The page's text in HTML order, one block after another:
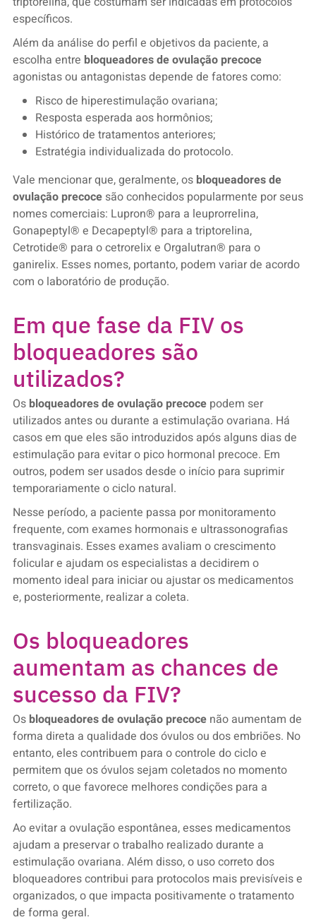
específicos.
Além da análise do perfil e objetivos da paciente, a
escolha entre bloqueadores de ovulação precoce
agonistas ou antagonistas depende de fatores como:
Risco de hiperestimulação ovariana;
Resposta esperada aos hormônios;
Histórico de tratamentos anteriores;
Estratégia individualizada do protocolo.
Vale mencionar que, geralmente, os bloqueadores de
ovulação precocesão conhecidos popularmente por seus
nomes comerciais: Lupron® para a leuprorrelina,
Gonapeptyl® e Decapeptyl® para a triptorelina,
Cetrotide® para o cetrorelix e Orgalutran® para o
ganirelix. Esses nomes, portanto, podem variar de acordo
com o laboratório de produção.
Em que fase da FIV os
bloqueadores são
utilizados?
Os bloqueadores de ovulação precocepodem ser
utilizados antes ou durante a estimulação ovariana. Há
casos em que eles são introduzidos após alguns dias de
estimulação para evitar o pico hormonal precoce. Em
outros, podem ser usados desde o início para suprimir
temporariamente o ciclo natural.
Nesse período, a paciente passa por monitoramento
frequente, com exames hormonais e ultrassonografias
transvaginais. Esses exames avaliam o crescimento
folicular e ajudam os especialistas a decidirem o
momento ideal para iniciar ou ajustar os medicamentos
e, posteriormente, realizar a coleta.
Os bloqueadores
aumentam as chances de
sucesso da FIV?
Os bloqueadores de ovulação precoce não aumentam de
forma direta a qualidade dos óvulos ou dos embriões. No
entanto, eles contribuem para o controle do ciclo e
permitem que os óvulos sejam coletados no momento
correto, o que favorece melhores condições para a
fertilização.
Ao evitar a ovulação espontânea, esses medicamentos
ajudam a preservar o trabalho realizado durante a
estimulação ovariana. Além disso, o uso correto dos
bloqueadores contribui para protocolos mais previsíveis e
organizados, o que impacta positivamente o tratamento
de forma geral.